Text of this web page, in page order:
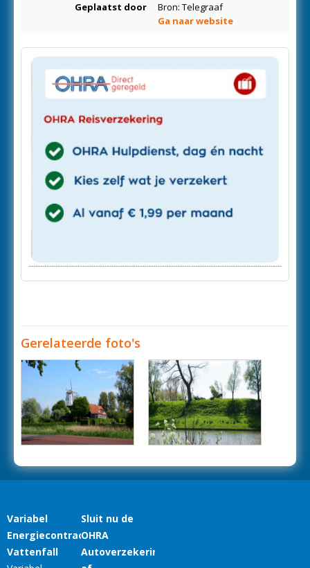
Geplaatst door
Bron: Telegraaf
Ga naar website
Gerelateerde foto's